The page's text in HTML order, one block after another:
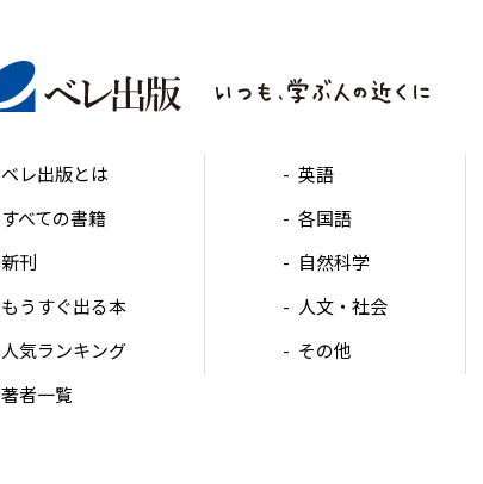
ベレ出版とは
すべての書籍
新刊
もうすぐ出る本
人気ランキング
著者一覧
英語
各国語
自然科学
人文・社会
その他